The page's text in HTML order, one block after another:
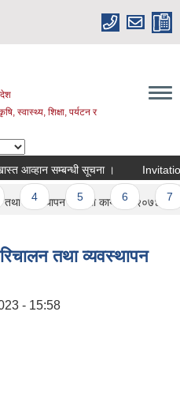
स्वास्थ्य, शिक्षा, पर्यटन र
सम्बन्धी सूचना । Invitation For
5 6 7
व्यवस्थापन सम्बन्धी कार्यविधि २०७४
तथा व्यवस्थापन
- 15:58